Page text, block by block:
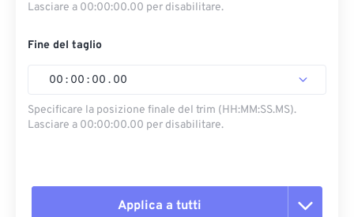
Lasciare a 00:00:00.00 per disabilitare.
Fine del taglio
00 : 00 : 00 . 00
Specificare la posizione finale del trim (HH:MM:SS.MS).
Lasciare a 00:00:00.00 per disabilitare.
Applica a tutti